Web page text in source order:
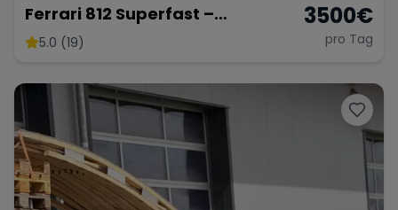
Ferrari 812 Superfast –
Ultimativer V12-Supersportler
5.0 (19)
3500€
pro Tag